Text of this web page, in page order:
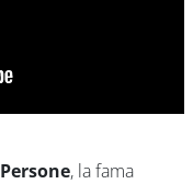
Persone, la fama